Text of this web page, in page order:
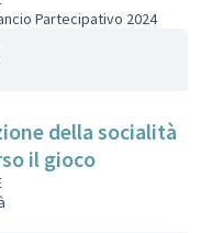
Partecipativo 2024
della socialità
il gioco